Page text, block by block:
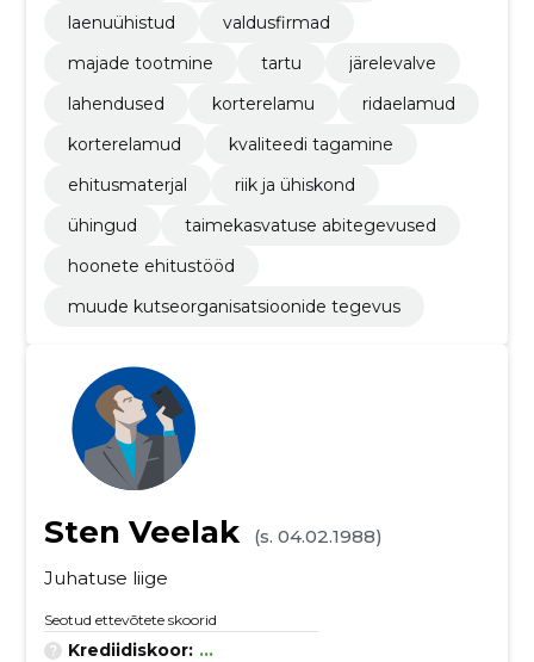
laenuühistud
valdusfirmad
majade tootmine
tartu
järelevalve
lahendused
korterelamu
ridaelamud
korterelamud
kvaliteedi tagamine
ehitusmaterjal
riik ja ühiskond
ühingud
taimekasvatuse abitegevused
hoonete ehitustööd
muude kutseorganisatsioonide tegevus
Sten Veelak
(s. 04.02.1988)
Juhatuse liige
Seotud ettevõtete skoorid
Krediidiskoor: ...